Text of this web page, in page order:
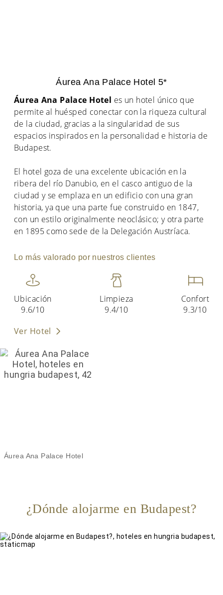
Áurea Ana Palace Hotel 5*
Áurea Ana Palace Hotel es un hotel único que
permite al huésped conectar con la riqueza cultural
de la ciudad, gracias a la singularidad de sus
espacios inspirados en la personalidad e historia de
Budapest.
El hotel goza de una excelente ubicación en la
ribera del río Danubio, en el casco antiguo de la
ciudad y se emplaza en un edificio con una gran
historia, ya que una parte fue construido en 1847,
con un estilo originalmente neoclásico; y otra parte
en 1895 como sede de la Delegación Austríaca.
Lo más valorado por nuestros clientes
Ubicación
9.6/10
Limpieza
9.4/10
Confort
9.3/10
Ver Hotel
Áurea Ana Palace Hotel
¿Dónde alojarme en Budapest?